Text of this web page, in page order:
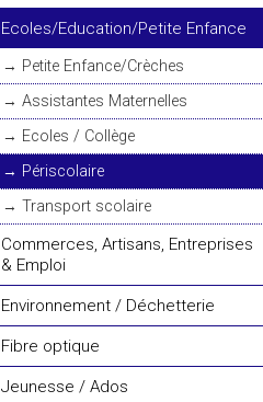
Ecoles/Education/Petite Enfance
Petite Enfance/Crèches
Assistantes Maternelles
Ecoles / Collège
Périscolaire
Transport scolaire
Commerces, Artisans, Entreprises
& Emploi
Environnement / Déchetterie
Fibre optique
Jeunesse / Ados